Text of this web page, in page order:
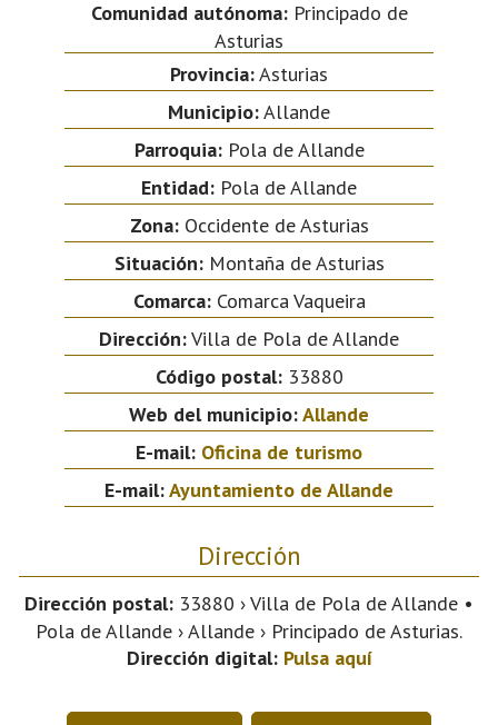
Comunidad autónoma:Principado de
Asturias
Provincia:Asturias
Municipio:Allande
Parroquia:Pola de Allande
Entidad: Pola de Allande
Zona:Occidente de Asturias
Situación:Montaña de Asturias
Comarca:Comarca Vaqueira
Dirección:Villa de Pola de Allande
Código postal:33880
Web del municipio:Allande
E-mail: Oficina de turismo
E-mail:Ayuntamiento de Allande
Dirección
Dirección postal: 33880 › Villa de Pola de Allande •
Pola de Allande › Allande › Principado de Asturias.
Dirección digital: Pulsa aquí